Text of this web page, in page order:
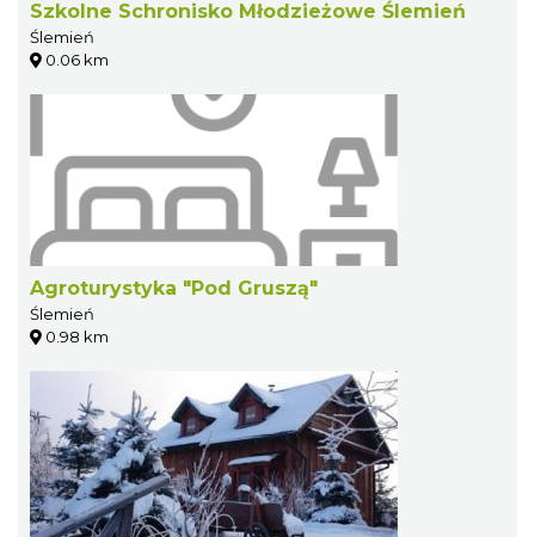
Szkolne Schronisko Młodzieżowe Ślemień
Ślemień
0.06 km
Agroturystyka "Pod Gruszą"
Ślemień
0.98 km